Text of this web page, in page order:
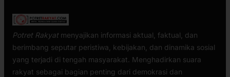
Potret Rakyatmenyajikan informasi aktual, faktual, dan
berimbang seputar peristiwa, kebijakan, dan dinamika sosial
yang terjadi di tengah masyarakat. Menghadirkan suara
rakyat sebagai bagian penting dari demokrasi dan